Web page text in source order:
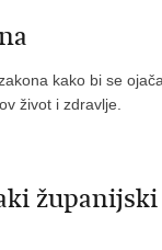
kako bi se
život i zdravlje.